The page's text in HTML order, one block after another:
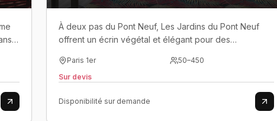
À deux pas du Pont Neuf, Les Jardins du Pont Neuf
offrent un écrin végétal et élégant pour des
Paris 1er 50–450
Sur devis
Disponibilité sur demande